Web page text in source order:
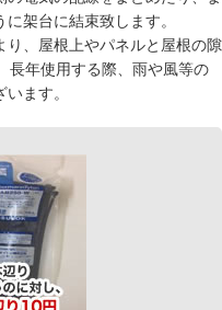
架台に結束致します。
り、屋根上やパネルと屋根の隙
長年使用する際、雨や風等の
ます。